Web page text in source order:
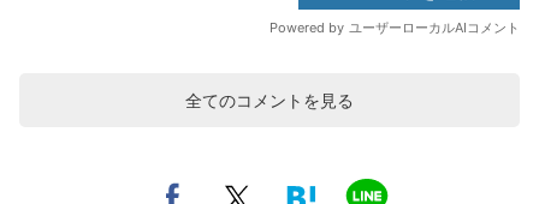
全てのコメントを見る